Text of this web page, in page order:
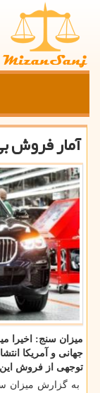
آمار فروش
میزان سنج: اخیرا
جهانی و آمریكا
توجهی از فروش این
به گزارش میزان